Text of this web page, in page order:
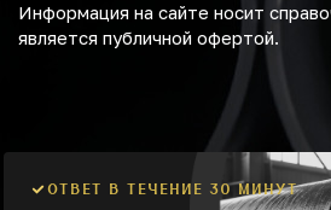
Информация на сайте носит
является публичной офертой.
ОТВЕТ В ТЕЧЕНИЕ 30 МИНУТ